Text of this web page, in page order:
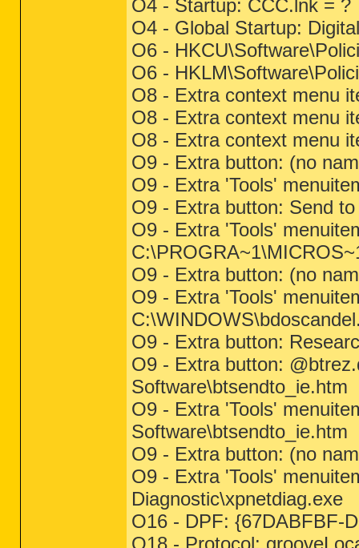
O4 - Startup: CCC.lnk = ?
O4 - Global Startup:
O6 -
O6 -
O8 - Extra context menu
O8 - Extra context menu
O8 - Extra context menu
O9 - Extra button: (no
O9 - Extra 'Tools'
O9 - Extra button: Send
O9 - Extra 'Tools'
O9 - Extra button: (no
O9 - Extra 'Tools'
O9 - Extra button:
O9 - Extra button:
Software\btsendto_ie.htm
O9 - Extra 'Tools'
Software\btsendto_ie.htm
O9 - Extra button: (no
O9 - Extra 'Tools'
Diagnostic\xpnetdiag.exe
O16 - DPF: {67DABFBF-